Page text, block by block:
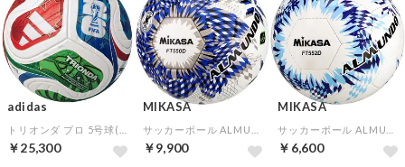
adidas
￥25,300
MIKASA
￥9,900
MIKASA
￥6,600